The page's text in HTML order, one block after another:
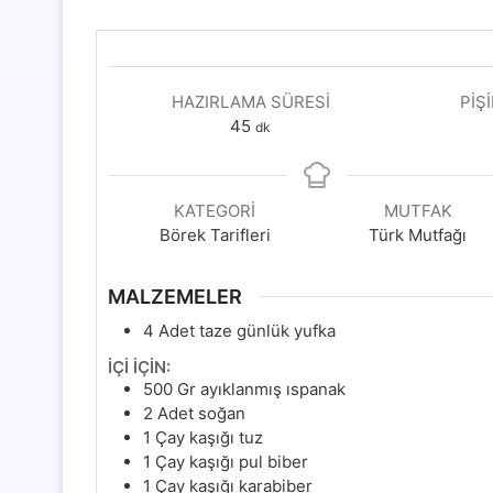
HAZIRLAMA SÜRESI
45 dakika
dk
KATEGORI
Börek Tarifleri
MUTFAK
Türk Mutfağı
MALZEMELER
4 Adet taze günlük yufka
İÇİ İÇİN:
500 Gr ayıklanmış ıspanak
2 Adet soğan
1 Çay kaşığı tuz
1 Çay kaşığı pul biber
1 Çay kaşığı karabiber